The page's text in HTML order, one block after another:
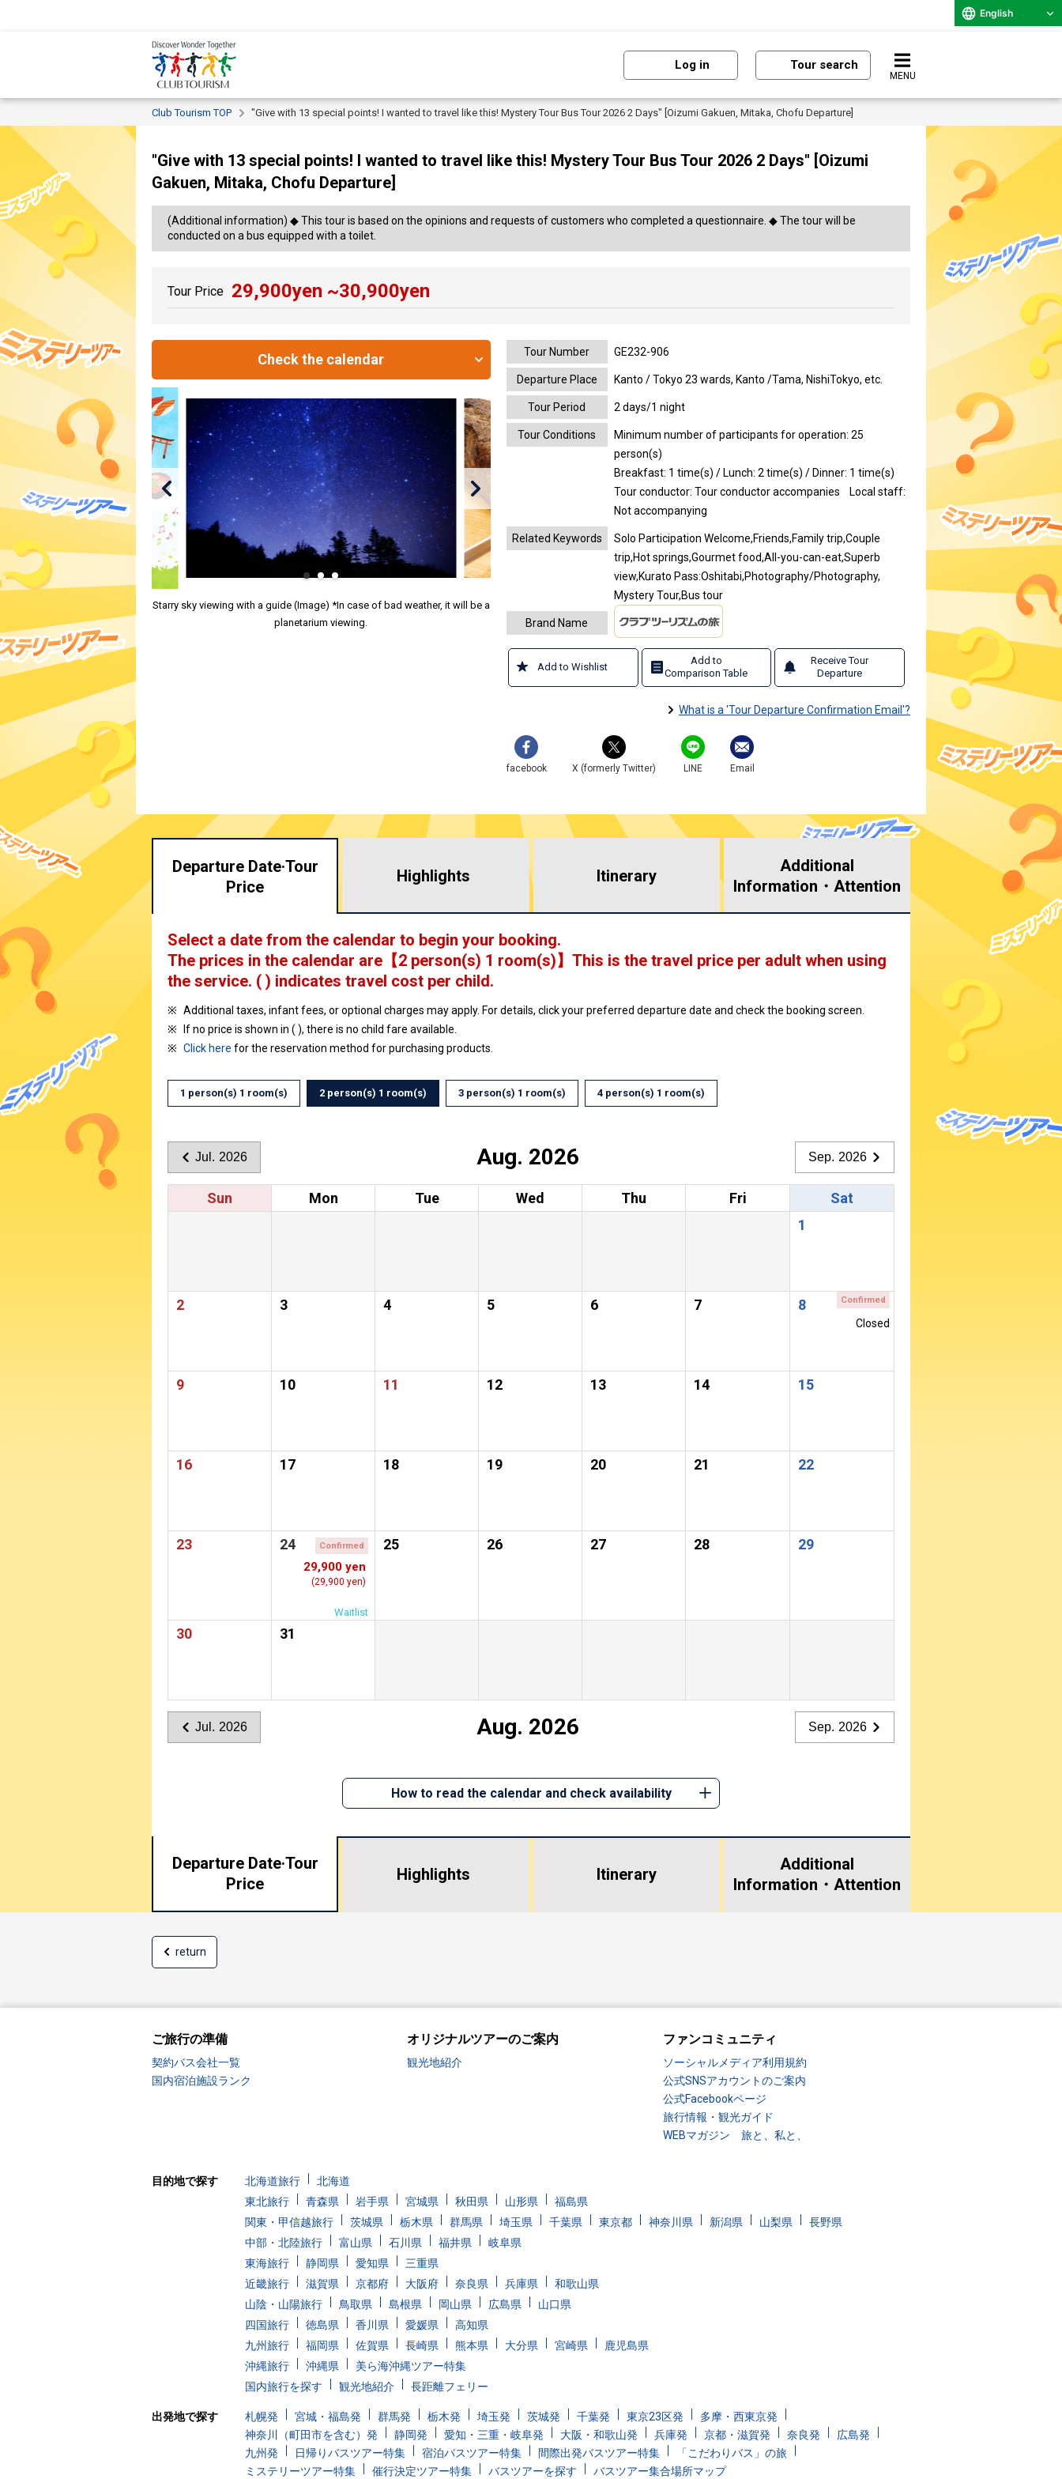
English
Log in Tour search
MENU
Club Tourism TOP "Give with 13 special points! I wanted to travel like this! Mystery Tour Bus Tour 2026 2 Days" [Oizumi Gakuen, Mitaka, Chofu Departure]
"Give with 13 special points! I wanted to travel like this! Mystery Tour Bus Tour 2026 2 Days" [Oizumi
Gakuen, Mitaka, Chofu Departure]
(Additional information) ◆ This tour is based on the opinions and requests of customers who completed a questionnaire. ◆ The tour will be
conducted on a bus equipped with a toilet.
Tour Price 29,900yen ~30,900yen
Check the calendar
Starry sky viewing with a guide (Image) *In case of bad weather, it will be a
planetarium viewing.
Tour Number GE232-906
Departure Place Kanto / Tokyo 23 wards, Kanto /Tama, NishiTokyo, etc.
Tour Period 2 days/1 night
Tour Conditions
Minimum number of participants for operation: 25
person(s)
Breakfast: 1 time(s) / Lunch: 2 time(s) / Dinner: 1 time(s)
Tour conductor: Tour conductor accompanies
Local staff:
Not accompanying
Related Keywords
Solo Participation Welcome,Friends,Family trip,Couple
trip,Hot springs,Gourmet food,All-you-can-eat,Superb
view,Kurato Pass:Oshitabi,Photography/Photography,
Mystery Tour,Bus tour
Brand Name
Add to Wishlist
Add to
Comparison Table
Receive Tour
Departure
What is a 'Tour Departure Confirmation Email'?
facebook X (formerly Twitter) LINE Email
Departure Date·Tour
Price
Highlights Itinerary
Additional
Information・ Attention
Select a date from the calendar to begin your booking.
The prices in the calendar are 【2 person(s) 1 room(s)】This is the travel price per adult when using
the service. ( ) indicates travel cost per child.
Additional taxes, infant fees, or optional charges may apply. For details, click your preferred departure date and check the booking screen.
If no price is shown in ( ), there is no child fare available.
Click here for the reservation method for purchasing products.
1 person(s) 1 room(s) 2 person(s) 1 room(s) 3 person(s) 1 room(s) 4 person(s) 1 room(s)
Jul. 2026 Aug. 2026 Sep. 2026
Sun Mon Tue Wed Thu Fri
Sat
1
2 3 4 5 6 7 8 Confirmed
Closed
9 10 11 12 13 14 15
16 17 18 19 20 21 22
23 24 Confirmed
29,900 yen
(29,900 yen)
Waitlist
25 26 27 28 29
30 31
Jul. 2026 Aug. 2026 Sep. 2026
How to read the calendar and check availability
Departure Date·Tour
Price
Highlights Itinerary
Additional
Information・ Attention
return
ご旅行の準備
契約バス会社一覧
国内宿泊施設ランク
オリジナルツアーのご案内
観光地紹介
ファンコミュニティ
ソーシャルメディア利用規約
公式SNSアカウントのご案内
公式Facebookページ
旅行情報・観光ガイド
WEBマガジン 旅と、私と、
目的地で探す 北海道旅行
北海道
東北旅行
青森県 岩手県 宮城県 秋田県 山形県
福島県
関東・甲信越旅行
茨城県 栃木県 群馬県 埼玉県 千葉県 東京都 神奈川県 新潟県 山梨県
長野県
中部・北陸旅行
富山県 石川県 福井県
岐阜県
東海旅行
静岡県 愛知県
三重県
近畿旅行
滋賀県 京都府 大阪府 奈良県 兵庫県
和歌山県
山陰・山陽旅行
鳥取県 島根県 岡山県 広島県
山口県
四国旅行
徳島県 香川県 愛媛県
高知県
九州旅行
福岡県 佐賀県 長崎県 熊本県 大分県 宮崎県
鹿児島県
沖縄旅行
沖縄県
美ら海沖縄ツアー特集
国内旅行を探す
観光地紹介 長距離フェリー
出発地で探す 札幌発 宮城・福島発 群馬発 栃木発 埼玉発 茨城発 千葉発 東京23区発
多摩・西東京発
神奈川（町田市を含む）発
静岡発 愛知・三重・岐阜発 大阪・和歌山発 兵庫発 京都・滋賀発 奈良発
広島発
九州発
日帰りバスツアー特集 宿泊バスツアー特集 間際出発バスツアー特集
「こだわりバス」の旅
ミステリーツアー特集
催行決定ツアー特集 バスツアーを探す バスツアー集合場所マップ